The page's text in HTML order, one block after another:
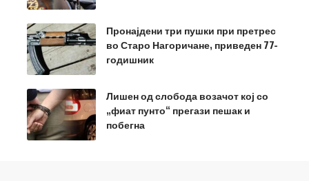
Пронајдени три пушки при претрес
во Старо Нагоричане, приведен 77-
годишник
Лишен од слобода возачот кој со
„фиат пунто“ прегази пешак и
побегна